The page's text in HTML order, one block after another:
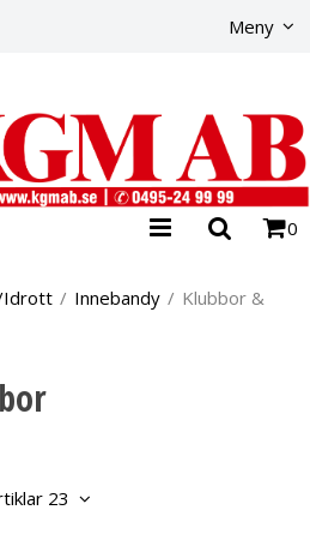
Meny
0
Idrott / Innebandy / Klubbor &
23